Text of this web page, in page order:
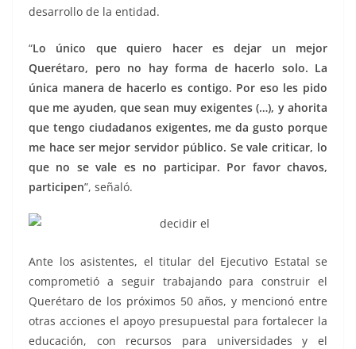
desarrollo de la entidad.
“Lo único que quiero hacer es dejar un mejor
Querétaro, pero no hay forma de hacerlo solo. La
única manera de hacerlo es contigo. Por eso les pido
que me ayuden, que sean muy exigentes (…), y ahorita
que tengo ciudadanos exigentes, me da gusto porque
me hace ser mejor servidor público. Se vale criticar, lo
que no se vale es no participar. Por favor chavos,
participen”, señaló.
Ante los asistentes, el titular del Ejecutivo Estatal se
comprometió a seguir trabajando para construir el
Querétaro de los próximos 50 años, y mencionó entre
otras acciones el apoyo presupuestal para fortalecer la
educación, con recursos para universidades y el